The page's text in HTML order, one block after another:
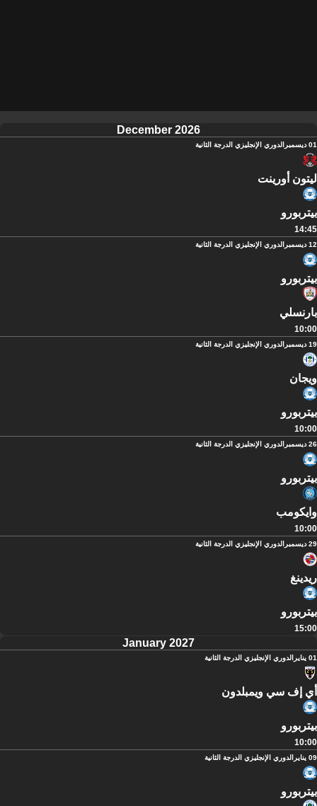
December 2026
01 ديسمبر الدوري الإنجليزي الدرجة الثانية
ليتون أورينت
بيتربورو
14:45
12 ديسمبر الدوري الإنجليزي الدرجة الثانية
بيتربورو
بارنسلي
10:00
19 ديسمبر الدوري الإنجليزي الدرجة الثانية
ويجان
بيتربورو
10:00
26 ديسمبر الدوري الإنجليزي الدرجة الثانية
بيتربورو
وايكومب
10:00
29 ديسمبر الدوري الإنجليزي الدرجة الثانية
ريدينغ
بيتربورو
15:00
January 2027
01 يناير الدوري الإنجليزي الدرجة الثانية
أي إف سي ويمبلدون
بيتربورو
10:00
09 يناير الدوري الإنجليزي الدرجة الثانية
بيتربورو